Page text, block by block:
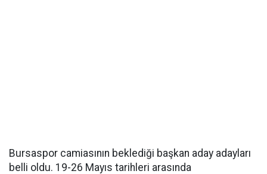
Bursaspor camiasının beklediği başkan aday adayları
belli oldu. 19-26 Mayıs tarihleri arasında